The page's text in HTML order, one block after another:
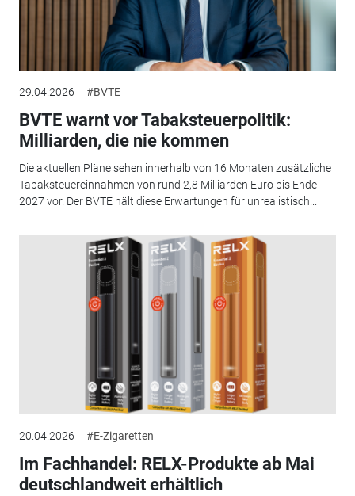
29.04.2026 #BVTE
BVTE warnt vor Tabaksteuerpolitik:
Milliarden, die nie kommen
Die aktuellen Pläne sehen innerhalb von 16 Monaten zusätzliche
Tabaksteuereinnahmen von rund 2,8 Milliarden Euro bis Ende
2027 vor. Der BVTE hält diese Erwartungen für unrealistisch...
20.04.2026 #E-Zigaretten
Im Fachhandel: RELX-Produkte ab Mai
deutschlandweit erhältlich